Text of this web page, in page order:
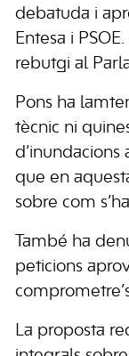
debatuda i
Entesa i
rebutgi al
Pons ha
tècnic ni
d’inundacions
que en
sobre com
També ha
peticions
La proposta